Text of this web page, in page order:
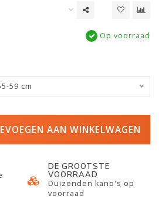
Op voorraad
59 cm
AAN WINKELWAGEN
DE GROOTSTE
VOORRAAD
Duizenden kano's op
voorraad